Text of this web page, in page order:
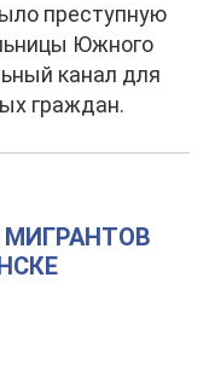
преступную
Южного
канал для
граждан.
МИГРАНТОВ